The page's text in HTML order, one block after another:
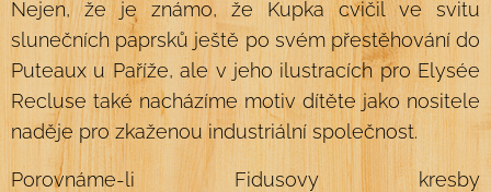
Nejen, že je známo, že Kupka cvičil ve svitu
slunečních paprsků ještě po svém přestěhování do
Puteaux u Paříže, ale v jeho ilustracích pro Elysée
Recluse také nacházíme motiv dítěte jako nositele
naděje pro zkaženou industriální společnost.
Porovnáme-li Fidusovy kresby